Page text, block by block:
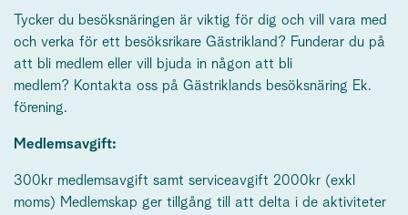
Tycker du besöksnäringen är viktig för dig och vill vara med
och verka för ett besöksrikare Gästrikland? Funderar du på
att bli medlem eller vill bjuda in någon att bli
medlem? Kontakta oss på Gästriklands besöksnäring Ek.
förening.
Medlemsavgift:
300kr medlemsavgift samt serviceavgift 2000kr (exkl
moms) Medlemskap ger tillgång till att delta i de aktiviteter